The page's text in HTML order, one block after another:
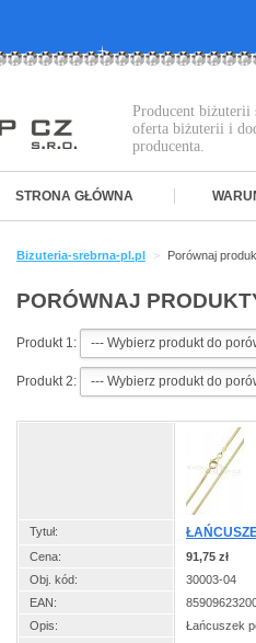
Producent biżuterii
oferta biżuterii i
producenta.
STRONA GŁÓWNA
Bizuteria-srebrna-pl.pl > Porównaj
PORÓWNAJ
Produkt 1:
Produkt 2:
Tytuł:
Cena:
91,75 zł
Obj. kód:
30003-04
EAN:
Opis:
Łańcuszek